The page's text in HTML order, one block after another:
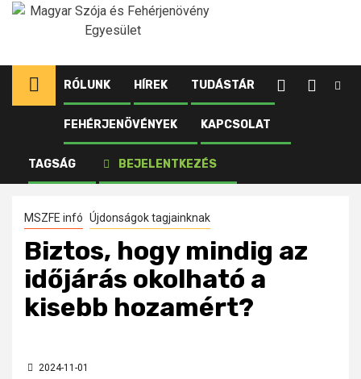
Ugrás
RÓLUNK HÍREK TUDÁSTÁR
FEHÉRJENÖVÉNYEK KAPCSOLAT
TAGSÁG BEJELENTKEZÉS
Kezdőlap
Újdonságok tagjainknak
hozamért?
MSZFE infó Újdonságok tagjainknak
Biztos, hogy mindig az
időjárás okolható a
kisebb hozamért?
2024-11-01